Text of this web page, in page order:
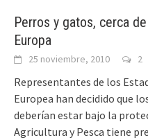
Perros y gatos, cerca
Europa
25 noviembre, 2010 2
Representantes de los
Europea han decidido que
deberían estar bajo la
Agricultura y Pesca tiene